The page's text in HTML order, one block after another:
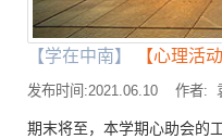
【学在中南】 【心理活
发布时间:2021.06.10 作者:
期末将至，本学期心助会的